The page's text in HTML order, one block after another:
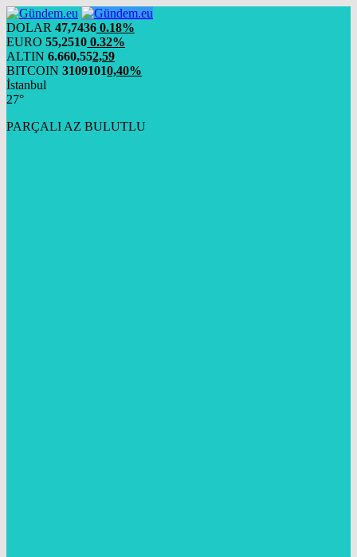
DOLAR 47,7436 0.18%
EURO 55,2510 0.32%
ALTIN 6.660,552,59
BITCOIN 31091010,40%
İstanbul
27°
PARÇALI AZ BULUTLU